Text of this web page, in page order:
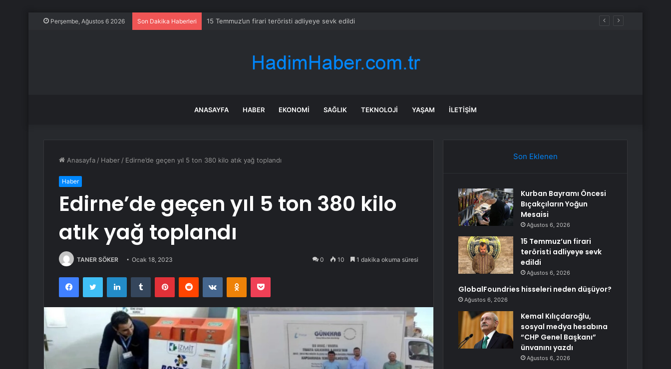
Perşembe, Ağustos 6 2026 Son Dakika Haberleri 15 Temmuz’un firari teröristi adliyeye sevk edildi
ANASAYFA HABER EKONOMI SAĞLIK TEKNOLOJI YAŞAM İLETIŞIM
Anasayfa / Haber / Edirne’de geçen yıl 5 ton 380 kilo atık yağ toplandı
Haber
Edirne’de geçen yıl 5 ton 380 kilo
atık yağ toplandı
TANER SÖKER Ocak 18, 2023 0 10 1 dakika okuma süresi
FacebookTwitter LinkedInTumblr PinterestReddit VKontakteOdnoklassniki
Pocket
Son Eklenen
Kurban Bayramı Öncesi
Bıçakçıların Yoğun
Mesaisi
Ağustos 6, 2026
15 Temmuz’un firari
teröristi adliyeye sevk
edildi
Ağustos 6, 2026
GlobalFoundries hisseleri neden düşüyor?
Ağustos 6, 2026
Kemal Kılıçdaroğlu,
sosyal medya hesabına
“CHP Genel Başkanı”
ünvanını yazdı
Ağustos 6, 2026